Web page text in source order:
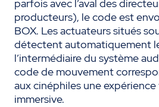
parfois avec l’aval des
producteurs), le code est
BOX. Les actuateurs situés
détectent automatiquement
l’intermédiaire du système
code de mouvement
aux cinéphiles une
immersive.